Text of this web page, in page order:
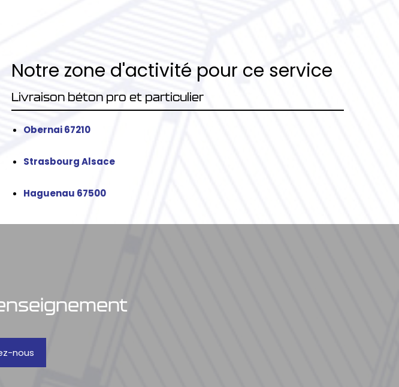
Notre zone d'activité pour ce service
Livraison béton pro et particulier
Obernai 67210
Strasbourg Alsace
Haguenau 67500
nous